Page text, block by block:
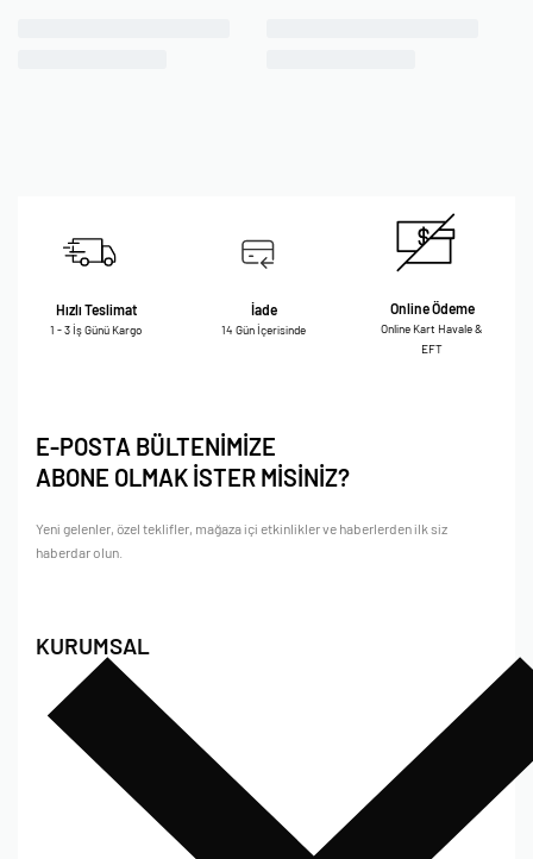
Hızlı Teslimat
1 - 3 İş Günü Kargo
İade
14 Gün İçerisinde
Online Ödeme
Online Kart Havale &
EFT
KURUMSAL
E-POSTA BÜLTENİMİZE
ABONE OLMAK İSTER MİSİNİZ?
Yeni gelenler, özel teklifler, mağaza içi etkinlikler ve haberlerden ilk siz
haberdar olun.